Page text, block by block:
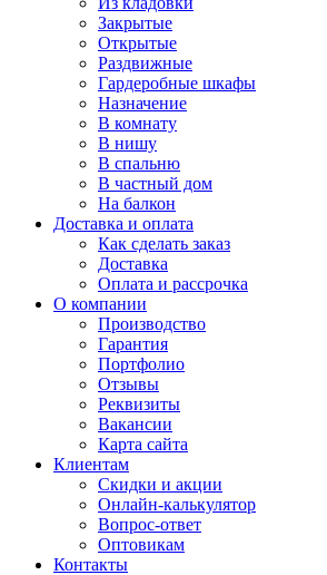
Закрытые
Открытые
Раздвижные
Гардеробные шкафы
Назначение
В комнату
В нишу
В спальню
В частный дом
На балкон
Доставка и оплата
Как сделать заказ
Доставка
Оплата и рассрочка
О компании
Производство
Гарантия
Портфолио
Отзывы
Реквизиты
Вакансии
Карта сайта
Клиентам
Скидки и акции
Онлайн-калькулятор
Вопрос-ответ
Оптовикам
Контакты